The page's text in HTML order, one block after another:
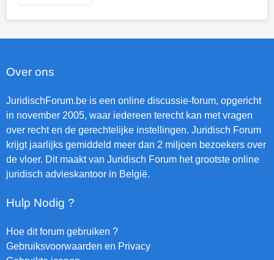
Over ons
JuridischForum.be is een online discussie-forum, opgericht
in november 2005, waar iedereen terecht kan met vragen
over recht en de gerechtelijke instellingen. Juridisch Forum
krijgt jaarlijks gemiddeld meer dan 2 miljoen bezoekers over
de vloer. Dit maakt van Juridisch Forum het grootste online
juridisch advieskantoor in België.
Hulp Nodig ?
Hoe dit forum gebruiken ?
Gebruiksvoorwaarden en Privacy